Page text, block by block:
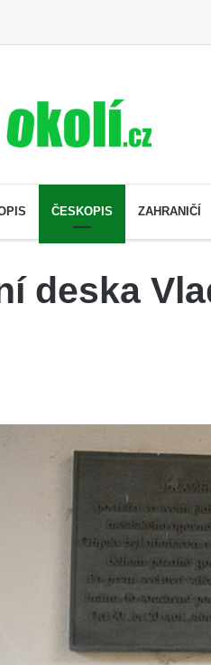
ČESKOPIS ZAHRANIČÍ
deska